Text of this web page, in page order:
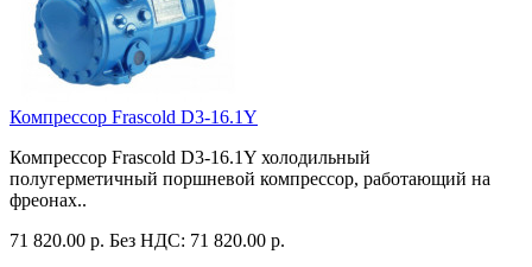
Компрессор Frascold D3-16.1Y
Компрессор Frascold D3-16.1Y холодильный
полугерметичный поршневой компрессор, работающий на
фреонах..
71 820.00 р. Без НДС: 71 820.00 р.